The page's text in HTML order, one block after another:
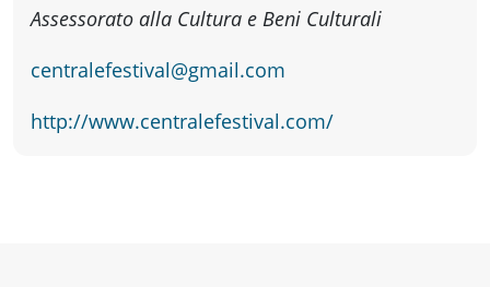
Assessorato alla Cultura e Beni Culturali
centralefestival@gmail.com
http://www.centralefestival.com/